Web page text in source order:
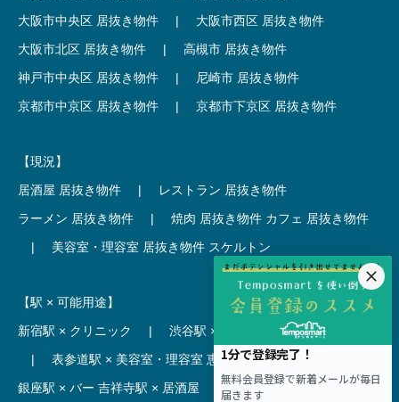
大阪市中央区 居抜き物件
|
大阪市西区 居抜き物件
大阪市北区 居抜き物件
|
高槻市 居抜き物件
神戸市中央区 居抜き物件
|
尼崎市 居抜き物件
京都市中京区 居抜き物件
| 京都市下京区 居抜き物件
【現況】
居酒屋 居抜き物件
|
レストラン 居抜き物件
ラーメン 居抜き物件
| 焼肉 居抜き物件 カフェ 居抜き物件
|
美容室・理容室 居抜き物件 スケルトン
【駅 × 可能用途】
新宿駅 × クリニック
| 渋谷駅 × カフェ
池袋駅 × ラーメン
|
表参道駅 × 美容室・理容室 恵比寿駅 × レストラン
銀座駅 × バー 吉祥寺駅 × 居酒屋 麻布十番駅 × レストラン